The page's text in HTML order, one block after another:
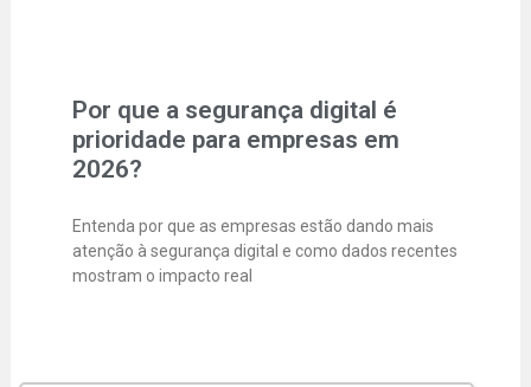
Por que a segurança digital é
prioridade para empresas em
2026?
Entenda por que as empresas estão dando mais
atenção à segurança digital e como dados recentes
mostram o impacto real